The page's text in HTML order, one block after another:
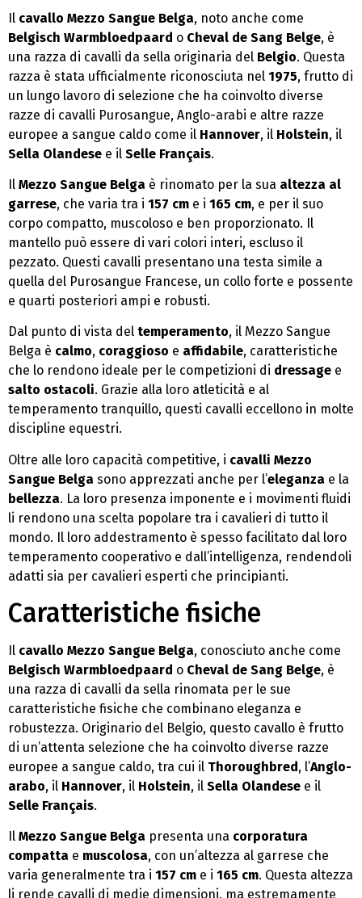
Il cavallo Mezzo Sangue Belga, noto anche come
Belgisch Warmbloedpaard o Cheval de Sang Belge, è
una razza di cavalli da sella originaria del Belgio. Questa
razza è stata ufficialmente riconosciuta nel 1975, frutto di
un lungo lavoro di selezione che ha coinvolto diverse
razze di cavalli Purosangue, Anglo-arabi e altre razze
europee a sangue caldo come il Hannover, il Holstein, il
Sella Olandese e il Selle Français.
Il Mezzo Sangue Belga è rinomato per la sua altezza al
garrese, che varia tra i 157 cm e i 165 cm, e per il suo
corpo compatto, muscoloso e ben proporzionato. Il
mantello può essere di vari colori interi, escluso il
pezzato. Questi cavalli presentano una testa simile a
quella del Purosangue Francese, un collo forte e possente
e quarti posteriori ampi e robusti.
Dal punto di vista del temperamento, il Mezzo Sangue
Belga è calmo, coraggioso e affidabile, caratteristiche
che lo rendono ideale per le competizioni di dressage e
salto ostacoli. Grazie alla loro atleticità e al
temperamento tranquillo, questi cavalli eccellono in molte
discipline equestri.
Oltre alle loro capacità competitive, i cavalli Mezzo
Sangue Belga sono apprezzati anche per l’eleganza e la
bellezza. La loro presenza imponente e i movimenti fluidi
li rendono una scelta popolare tra i cavalieri di tutto il
mondo. Il loro addestramento è spesso facilitato dal loro
temperamento cooperativo e dall’intelligenza, rendendoli
adatti sia per cavalieri esperti che principianti.
Caratteristiche fisiche
Il cavallo Mezzo Sangue Belga, conosciuto anche come
Belgisch Warmbloedpaard o Cheval de Sang Belge, è
una razza di cavalli da sella rinomata per le sue
caratteristiche fisiche che combinano eleganza e
robustezza. Originario del Belgio, questo cavallo è frutto
di un’attenta selezione che ha coinvolto diverse razze
europee a sangue caldo, tra cui il Thoroughbred, l’Anglo-
arabo, il Hannover, il Holstein, il Sella Olandese e il
Selle Français.
Il Mezzo Sangue Belga presenta una corporatura
compatta e muscolosa, con un’altezza al garrese che
varia generalmente tra i 157 cm e i 165 cm. Questa altezza
li rende cavalli di medie dimensioni, ma estremamente